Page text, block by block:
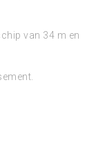
van 34 m en